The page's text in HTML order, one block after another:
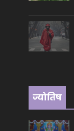
ज्योतिष